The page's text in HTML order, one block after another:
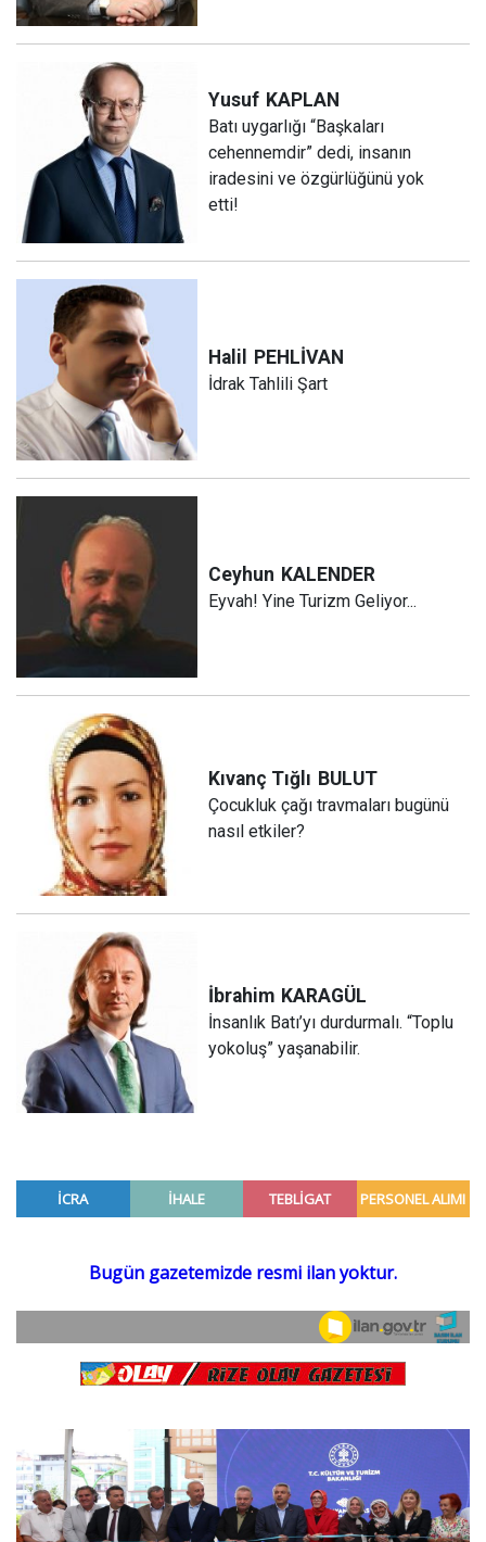
Yusuf KAPLAN
Batı uygarlığı “Başkaları
cehennemdir” dedi, insanın
iradesini ve özgürlüğünü yok
etti!
Halil PEHLİVAN
İdrak Tahlili Şart
Ceyhun KALENDER
Eyvah! Yine Turizm Geliyor...
Kıvanç Tığlı BULUT
Çocukluk çağı travmaları bugünü
nasıl etkiler?
İbrahim KARAGÜL
İnsanlık Batı’yı durdurmalı. “Toplu
yokoluş” yaşanabilir.